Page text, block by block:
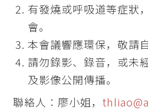
有發燒或呼吸道等症狀
會。
本會議響應環保，敬請
請勿錄影、錄音，或未
及影像公開傳播。
聯絡人：廖小姐，